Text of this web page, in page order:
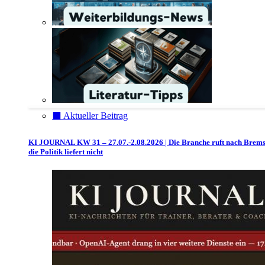
⬛️ Aktueller Beitrag
KI JOURNAL KW 31 – 27.07.-2.08.2026 | Die Branche ruft nach
die Politik liefert nicht